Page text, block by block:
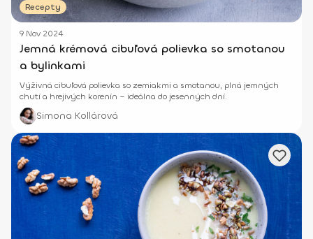
Recepty
9 Nov 2024
Jemná krémová cibuľová polievka so smotanou
a bylinkami
Výživná cibuľová polievka so zemiakmi a smotanou, plná jemných
chutí a hrejivých korenín – ideálna do jesenných dní.
Simona Kollárová